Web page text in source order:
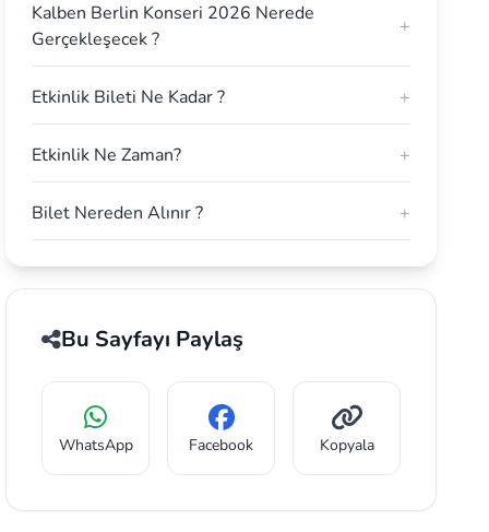
Kalben Berlin Konseri 2026 Nerede
Gerçekleşecek ?
+
Etkinlik Bileti Ne Kadar ? +
Etkinlik Ne Zaman? +
Bilet Nereden Alınır ? +
Bu Sayfayı Paylaş
WhatsApp Facebook Kopyala